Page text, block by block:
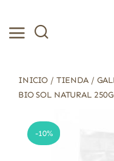
contenido
INICIO / TIENDA/
BIO SOL NATURAL 250G
-10%